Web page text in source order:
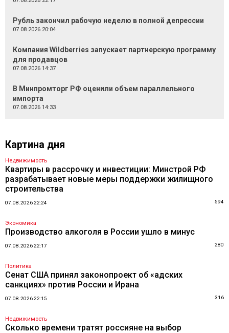
Рубль закончил рабочую неделю в полной депрессии
07.08.2026 20:04
Компания Wildberries запускает партнерскую программу
для продавцов
07.08.2026 14:37
В Минпромторг РФ оценили объем параллельного
импорта
07.08.2026 14:33
Картина дня
Недвижимость
Квартиры в рассрочку и инвестиции: Минстрой РФ
разрабатывает новые меры поддержки жилищного
строительства
07.08.2026 22:24 594
Экономика
Производство алкоголя в России ушло в минус
07.08.2026 22:17 280
Политика
Сенат США принял законопроект об «адских
санкциях» против России и Ирана
07.08.2026 22:15 316
Недвижимость
Сколько времени тратят россияне на выбор